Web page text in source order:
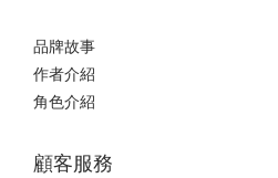
品牌故事
作者介紹
角色介紹
顧客服務